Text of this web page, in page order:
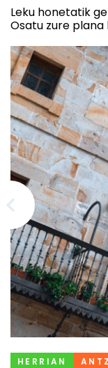
Leku honetatik
Osatu zure plana
HERRIAN